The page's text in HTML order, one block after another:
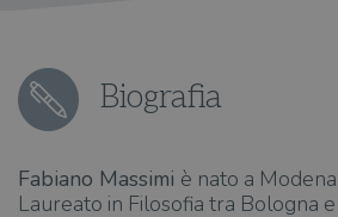
Biografia
Fabiano Massimi è nato a
Laureato in Filosofia tra Bologna